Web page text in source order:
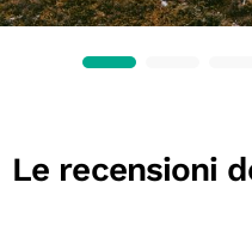
Le recensioni